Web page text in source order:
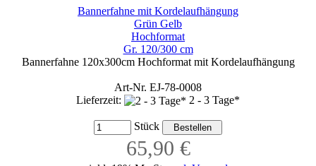
Bannerfahne mit Kordelaufhängung
Grün Gelb
Hochformat
Gr. 120/300 cm
Bannerfahne 120x300cm Hochformat mit Kordelaufhängung
Art-Nr. EJ-78-0008
Lieferzeit:
2 - 3 Tage*
Stück
65,90 €